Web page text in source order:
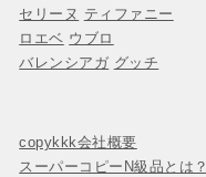
セリーヌ ティファニー
ロエベ ウブロ
バレンシアガ グッチ
copykkk会社概要
スーパーコピーN級品とは？